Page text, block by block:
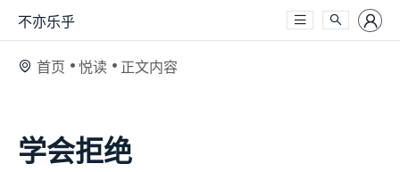
不亦乐乎
首页 悦读 正文内容
学会拒绝